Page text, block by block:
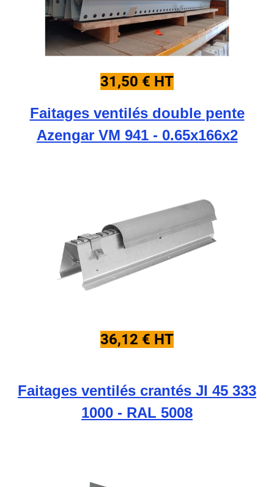
31,50 € HT
Faitages ventilés double pente
Azengar VM 941 - 0.65x166x2
36,12 € HT
Faitages ventilés crantés JI 45 333
1000 - RAL 5008